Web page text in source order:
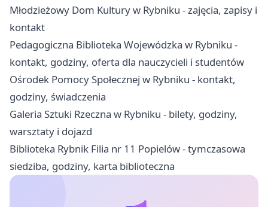
Młodzieżowy Dom Kultury w Rybniku - zajęcia, zapisy i
kontakt
Pedagogiczna Biblioteka Wojewódzka w Rybniku -
kontakt, godziny, oferta dla nauczycieli i studentów
Ośrodek Pomocy Społecznej w Rybniku - kontakt,
godziny, świadczenia
Galeria Sztuki Rzeczna w Rybniku - bilety, godziny,
warsztaty i dojazd
Biblioteka Rybnik Filia nr 11 Popielów - tymczasowa
siedziba, godziny, karta biblioteczna